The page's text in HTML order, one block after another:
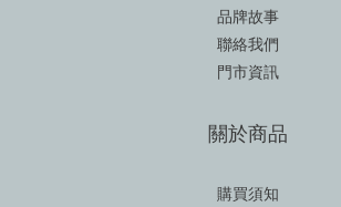
品牌故事
聯絡我們
門市資訊
關於商品
購買須知